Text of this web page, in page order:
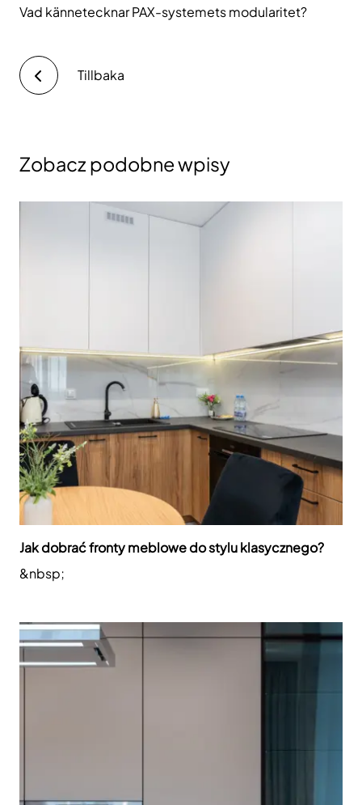
Vad kännetecknar PAX-systemets modularitet?
Tillbaka
Zobacz podobne wpisy
Jak dobrać fronty meblowe do stylu klasycznego?
&nbsp;